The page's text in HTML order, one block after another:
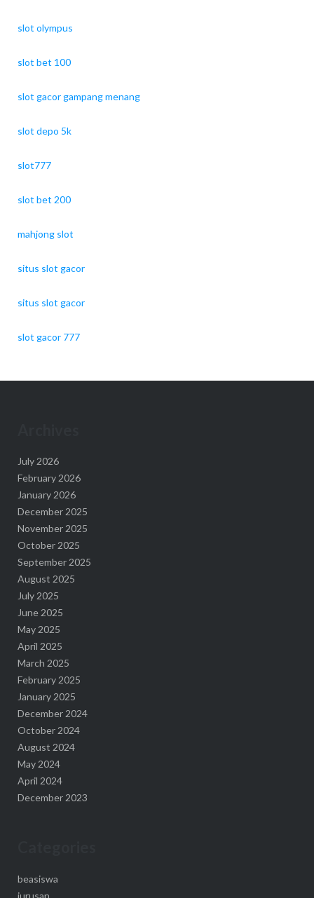
slot olympus
slot bet 100
slot gacor gampang menang
slot depo 5k
slot777
slot bet 200
mahjong slot
situs slot gacor
situs slot gacor
slot gacor 777
July 2026
February 2026
January 2026
December 2025
November 2025
October 2025
September 2025
August 2025
July 2025
June 2025
May 2025
April 2025
March 2025
February 2025
January 2025
December 2024
October 2024
August 2024
May 2024
April 2024
December 2023
beasiswa
jurusan